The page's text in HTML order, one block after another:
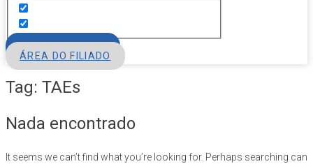
ÁREA DO FILIADO
Tag: TAEs
Nada encontrado
It seems we can’t find what you’re looking for. Perhaps searching can